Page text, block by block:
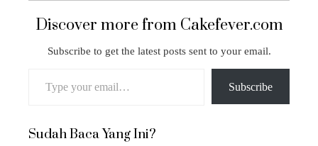
Discover more from Cakefever.com
Subscribe to get the latest posts sent to your email.
Subscribe
Sudah Baca Yang Ini?